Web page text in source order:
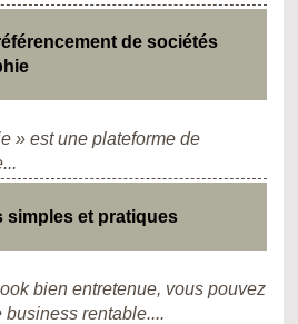
de sociétés
» est une plateforme de
simples et pratiques
bien entretenue, vous pouvez
business rentable....